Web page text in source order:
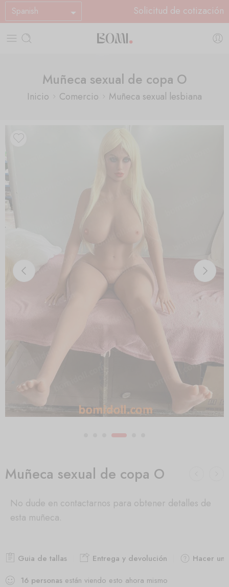
Spanish Solicitud de cotización
Muñeca sexual de copa O
Inicio Comercio Muñeca sexual lesbiana
Muñeca sexual de copa O
No dude en contactarnos para obtener detalles de
esta muñeca.
Guia de tallas Entrega y devolución
Hacer
16 personas están viendo esto ahora mismo